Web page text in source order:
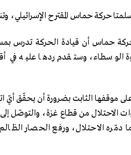
حركة حماس المقترح الإسرائيلي،
حماس أن قيادة الحركة تدرس
الوسطاء، وستقدم ردها عليه في
موقفها الثابت بضرورة أن يحقّق أيّ
الاحتلال من قطاع غزة، والتوصّل
دمّره الاحتلال، ورفع الحصار